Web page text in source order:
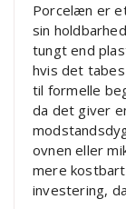
Porcelæn er
sin
tungt end
hvis det
til formelle
da det giver
ovnen eller
mere
investering,